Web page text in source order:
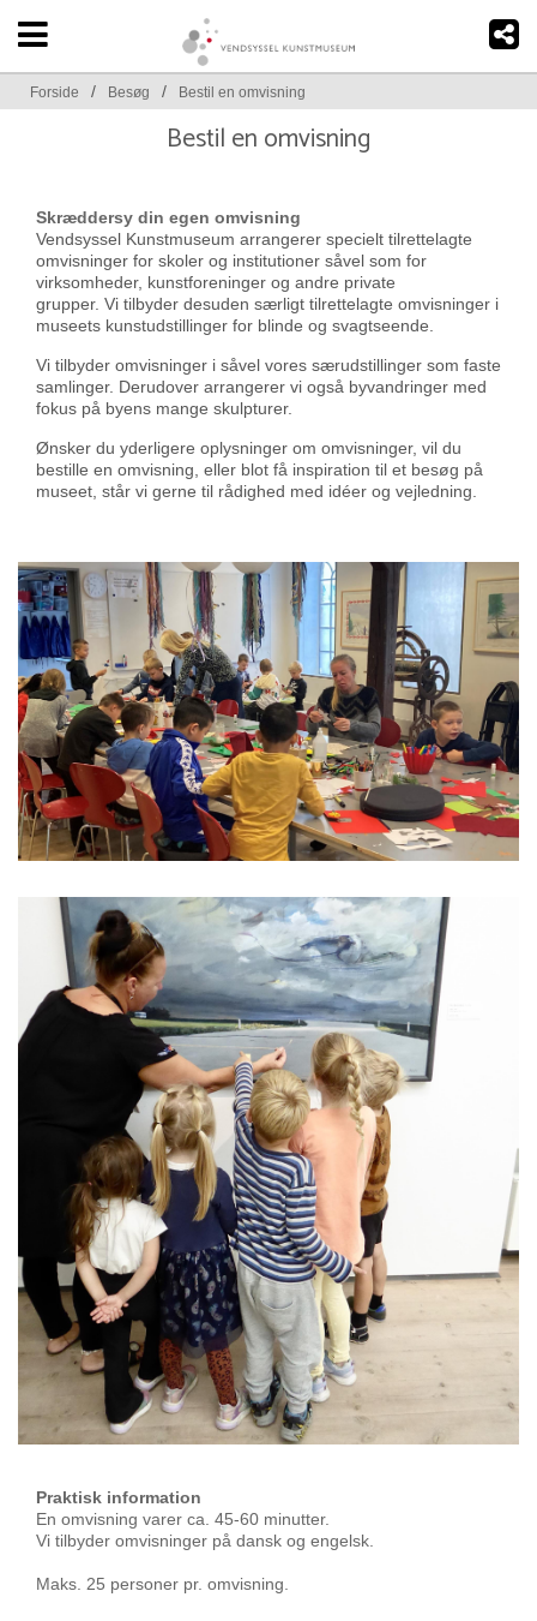
Forside / Besøg / Bestil en omvisning
Bestil en omvisning
Skræddersy din egen omvisning
Vendsyssel Kunstmuseum arrangerer specielt tilrettelagte
omvisninger for skoler og institutioner såvel som for
virksomheder, kunstforeninger og andre private
grupper. Vi tilbyder desuden særligt tilrettelagte omvisninger i
museets kunstudstillinger for blinde og svagtseende.
Vi tilbyder omvisninger i såvel vores særudstillinger som faste
samlinger. Derudover arrangerer vi også byvandringer med
fokus på byens mange skulpturer.
Ønsker du yderligere oplysninger om omvisninger, vil du
bestille en omvisning, eller blot få inspiration til et besøg på
museet, står vi gerne til rådighed med idéer og vejledning.
Praktisk information
En omvisning varer ca. 45-60 minutter.
Vi tilbyder omvisninger på dansk og engelsk.
Maks. 25 personer pr. omvisning.